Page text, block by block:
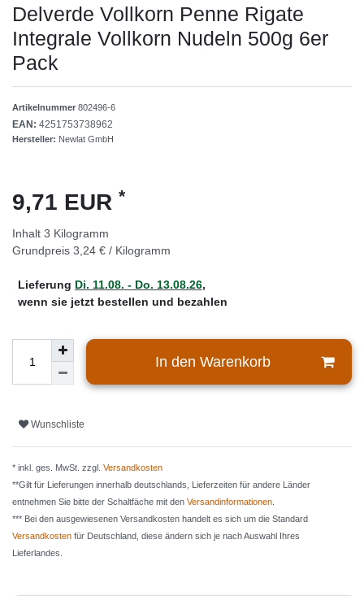
Delverde Vollkorn Penne Rigate
Integrale Vollkorn Nudeln 500g 6er
Pack
Artikelnummer 802496-6
EAN: 4251753738962
Hersteller: Newlat GmbH
9,71 EUR *
Inhalt 3 Kilogramm
Grundpreis 3,24 € / Kilogramm
Lieferung Di. 11.08. - Do. 13.08.26,
wenn sie jetzt bestellen und bezahlen
In den Warenkorb
Wunschliste
* inkl. ges. MwSt. zzgl. Versandkosten
**Gilt für Lieferungen innerhalb deutschlands, Lieferzeiten für andere Länder
entnehmen Sie bitte der Schaltfäche mit den Versandinformationen
*** Bei den ausgewiesenen Versandkosten handelt es sich um die Standard
Versandkosten für Deutschland, diese ändern sich je nach Auswahl Ihres
Lieferlandes.